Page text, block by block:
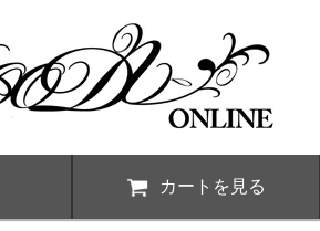
カートを見る